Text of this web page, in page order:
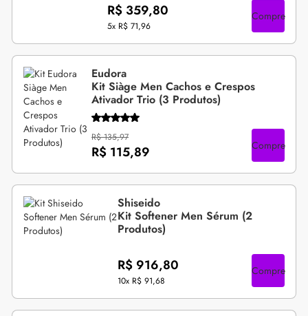
R$ 359,80
5x R$ 71,96
Compre
Eudora
Kit Siàge Men Cachos e Crespos
Ativador Trio (3 Produtos)
R$ 135,97
R$ 115,89 Compre
Shiseido
Kit Softener Men Sérum (2
Produtos)
R$ 916,80
10x R$ 91,68
Compre